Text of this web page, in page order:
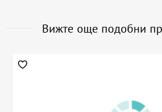
Вижте още подобни